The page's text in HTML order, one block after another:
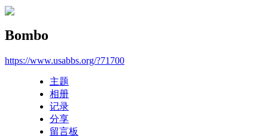
Bombo
https://www.usabbs.org/?71700
主题
相册
记录
分享
留言板